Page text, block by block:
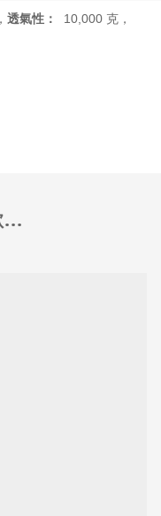
透氣性： 10,000 克，